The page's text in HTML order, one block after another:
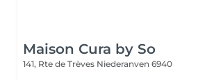
Maison Cura by So
141, Rte de Trèves Niederanven 6940